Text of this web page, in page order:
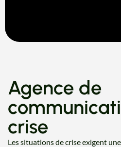
Agence de
crise
Les situations de crise exigent